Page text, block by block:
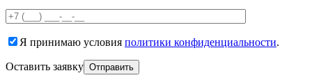
Я принимаю условия политики конфиденциальности.
Оставить заявку